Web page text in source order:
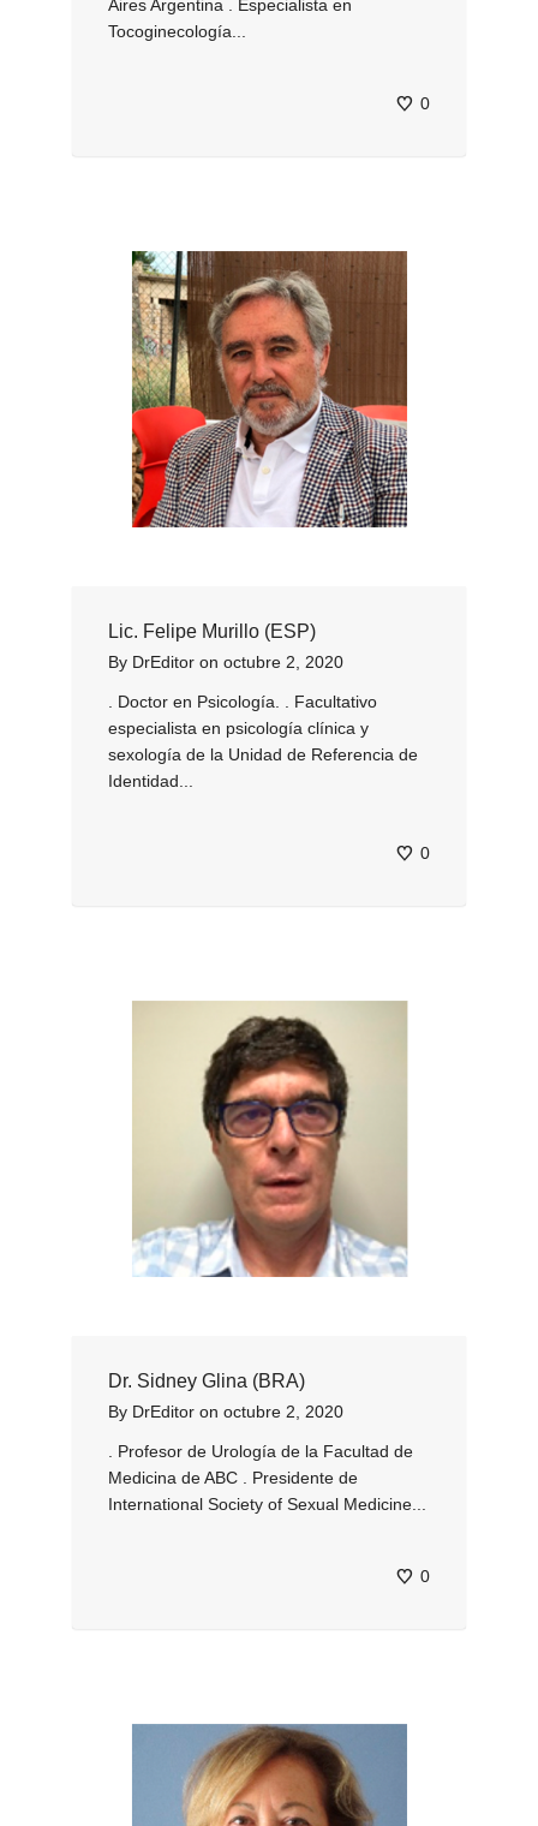
Aires Argentina . Especialista en
Tocoginecología...
0
Lic. Felipe Murillo (ESP)
By DrEditor on octubre 2, 2020
. Doctor en Psicología. . Facultativo
especialista en psicología clínica y
sexología de la Unidad de Referencia de
Identidad...
0
Dr. Sidney Glina (BRA)
By DrEditor on octubre 2, 2020
. Profesor de Urología de la Facultad de
Medicina de ABC . Presidente de
International Society of Sexual Medicine...
0